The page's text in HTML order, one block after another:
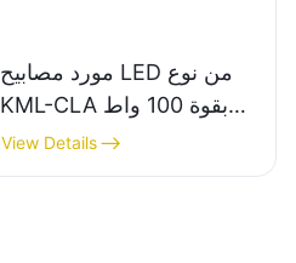
مورد مصابيح LED من نوع
KML-CLA بقوة 100 واط
للأماكن الداخلية مثل
محطات الوقود والأنفاق.
View Details